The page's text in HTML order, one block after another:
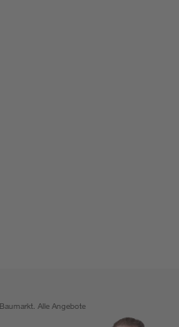
Alle Angebote